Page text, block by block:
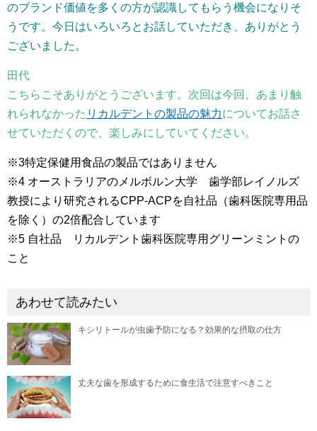
のブランド価値を多くの方が認識してもらう機会になりそ
うです。今日はいろいろとお話していただき、ありがとう
ございました。
田代
こちらこそありがとうございます。次回は今回、あまり触
れられなかった リカルデントの製品の魅力についてお話さ
せていただくので、楽しみにしていてください。
※3特定保健用食品の製品ではありません
※4 オーストラリアのメルボルン大学 歯学部レイノルズ
教授により研究されるCPP-ACPを自社品（歯科医院専用品
を除く）の2倍配合しています
※5 自社品 リカルデント歯科医院専用グリーンミントの
こと
あわせて読みたい
キシリトールが虫歯予防になる？効果的な摂取の仕方
丈夫な歯を形成するために食生活で注意すべきこと